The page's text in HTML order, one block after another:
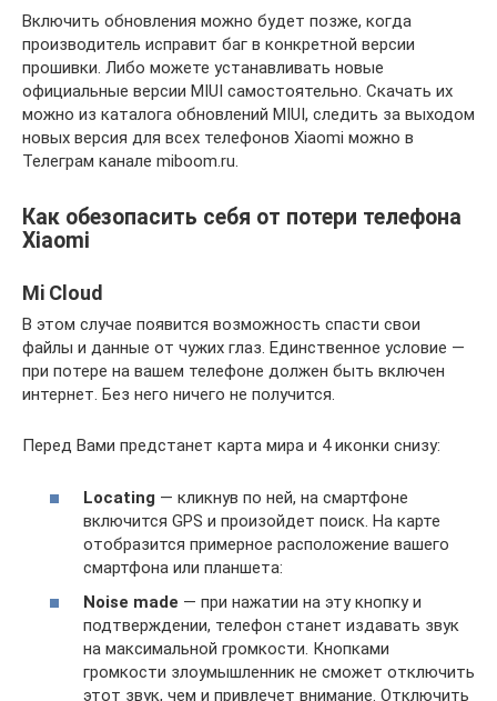
Включить обновления можно будет позже, когда
производитель исправит баг в конкретной версии
прошивки. Либо можете устанавливать новые
официальные версии MIUI самостоятельно. Скачать их
можно из каталога обновлений MIUI, следить за выходом
новых версия для всех телефонов Xiaomi можно в
Телеграм канале miboom.ru.
Как обезопасить себя от потери телефона
Xiaomi
Mi Cloud
В этом случае появится возможность спасти свои
файлы и данные от чужих глаз. Единственное условие —
при потере на вашем телефоне должен быть включен
интернет. Без него ничего не получится.
Перед Вами предстанет карта мира и 4 иконки снизу:
Locating — кликнув по ней, на смартфоне
включится GPS и произойдет поиск. На карте
отобразится примерное расположение вашего
смартфона или планшета:
Noise made — при нажатии на эту кнопку и
подтверждении, телефон станет издавать звук
на максимальной громкости. Кнопками
громкости злоумышленник не сможет отключить
этот звук, чем и привлечет внимание. Отключить